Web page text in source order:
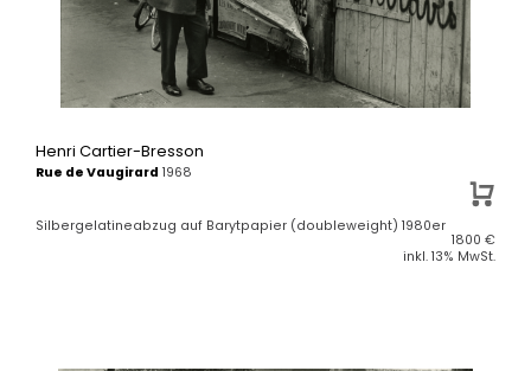
Henri Cartier-Bresson
Rue de Vaugirard 1968
Silbergelatineabzug auf Barytpapier (doubleweight) 1980er
1800 €
inkl. 13% MwSt.